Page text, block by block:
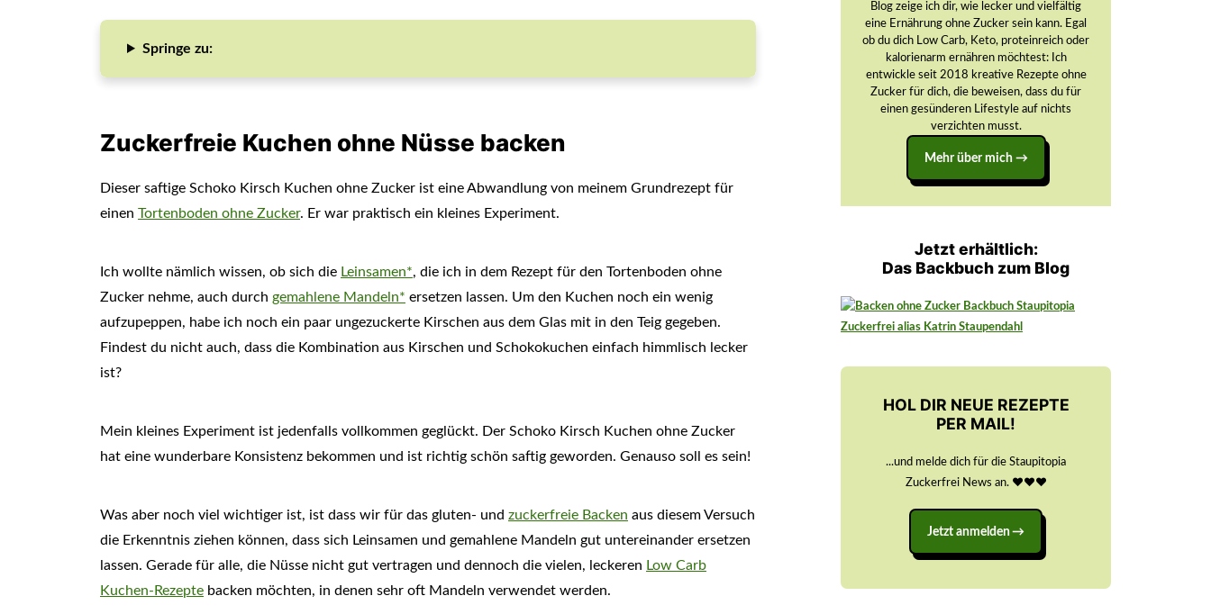
Springe zu:
Zuckerfreie Kuchen ohne Nüsse backen
Dieser saftige Schoko Kirsch Kuchen ohne Zucker ist eine Abwandlung von meinem Grundrezept für
einen Tortenboden ohne Zucker. Er war praktisch ein kleines Experiment.
Ich wollte nämlich wissen, ob sich die Leinsamen*, die ich in dem Rezept für den Tortenboden ohne
Zucker nehme, auch durch gemahlene Mandeln* ersetzen lassen. Um den Kuchen noch ein wenig
aufzupeppen, habe ich noch ein paar ungezuckerte Kirschen aus dem Glas mit in den Teig gegeben.
Findest du nicht auch, dass die Kombination aus Kirschen und Schokokuchen einfach himmlisch lecker
ist?
Mein kleines Experiment ist jedenfalls vollkommen geglückt. Der Schoko Kirsch Kuchen ohne Zucker
hat eine wunderbare Konsistenz bekommen und ist richtig schön saftig geworden. Genauso soll es sein!
Was aber noch viel wichtiger ist, ist dass wir für das gluten- und zuckerfreie Backen aus diesem Versuch
die Erkenntnis ziehen können, dass sich Leinsamen und gemahlene Mandeln gut untereinander ersetzen
lassen. Gerade für alle, die Nüsse nicht gut vertragen und dennoch die vielen, leckeren Low Carb
Kuchen-Rezepte backen möchten, in denen sehr oft Mandeln verwendet werden.
Blog zeige ich dir, wie lecker und vielfältig
eine Ernährung ohne Zucker sein kann. Egal
ob du dich Low Carb, Keto, proteinreich oder
kalorienarm ernähren möchtest: Ich
entwickle seit 2018 kreative Rezepte ohne
Zucker für dich, die beweisen, dass du für
einen gesünderen Lifestyle auf nichts
verzichten musst.
Mehr über mich →
Jetzt erhältlich:
Das Backbuch zum Blog
HOL DIR NEUE REZEPTE
PER MAIL!
...und melde dich für die Staupitopia
Zuckerfrei News an. ♥️♥️♥️
Jetzt anmelden